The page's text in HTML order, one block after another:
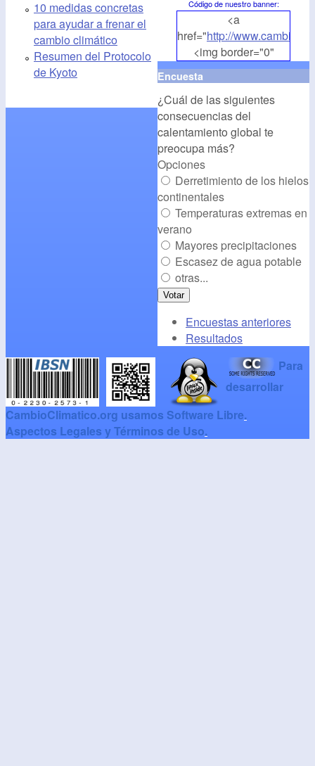
10 medidas concretas
para ayudar a frenar el
cambio climático
Resumen del Protocolo
de Kyoto
Código de nuestro banner:
<a
href="http://
<img border="0"
align="middle"
src="http://
alt="CambioClimatico.org"
/></a>
Encuesta
¿Cuál de las siguientes
consecuencias del
calentamiento global te
preocupa más?
Opciones
Derretimiento de los hielos
continentales
Temperaturas extremas en
verano
Mayores precipitaciones
Escasez de agua potable
otras...
Encuestas anteriores
Resultados
Para
desarrollar
CambioClimatico.org usamos Software Libre.
Aspectos Legales y Términos de Uso.